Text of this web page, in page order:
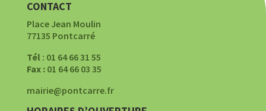
CONTACT
Place Jean Moulin
77135 Pontcarré
Tél: 01 64 66 31 55
Fax :01 64 66 03 35
mairie@pontcarre.fr